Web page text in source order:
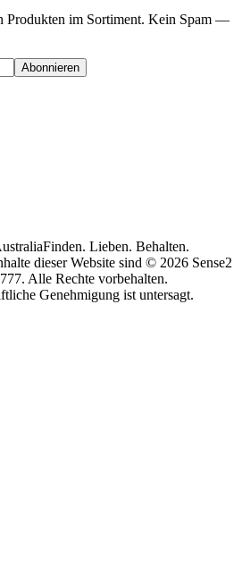
Produkten im Sortiment. Kein Spam —
Abonnieren
Finden. Lieben. Behalten.
dieser Website sind © 2026 Sense2
Alle Rechte vorbehalten.
Genehmigung ist untersagt.